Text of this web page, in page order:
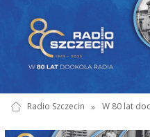
Radio Szczecin » W 80 lat